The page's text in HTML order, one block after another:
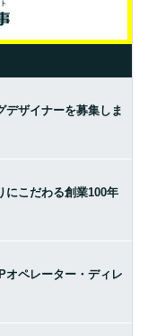
デザイナーを募集しま
にこだわる創業100年
オペレーター・ディレ